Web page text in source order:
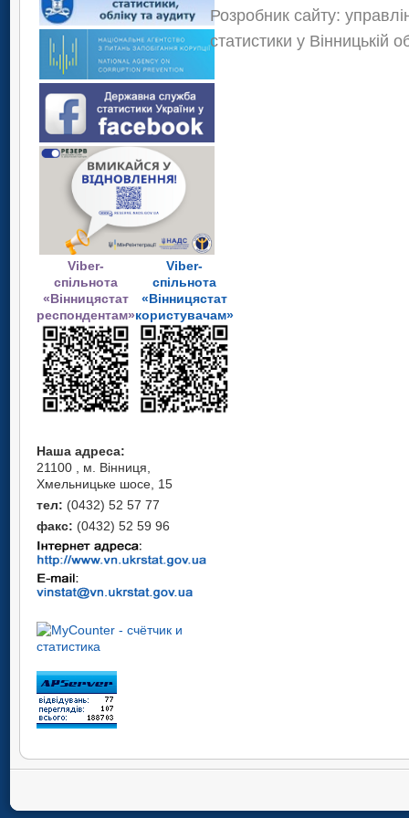
Viber-
спільнота
«Вінницястат
респондентам»
Viber-
спільнота
«Вінницястат
користувачам»
Наша адреса:
21100 , м. Вінниця,
Хмельницьке шосе, 15
тел: (0432) 52 57 77
факс: (0432) 52 59 96
Розробник сайту:
статистики у Вінницькій